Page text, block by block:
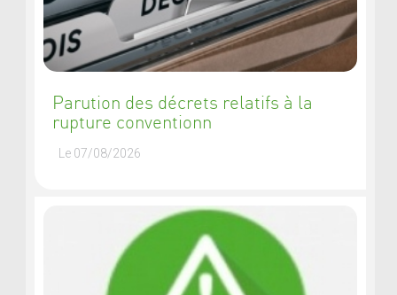
Parution des décrets relatifs à la
rupture conventionn
Le 07/08/2026